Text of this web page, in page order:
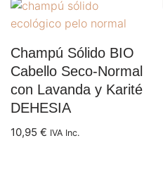
Champú Sólido BIO
Cabello Seco-Normal
con Lavanda y Karité
DEHESIA
10,95 € IVA Inc.